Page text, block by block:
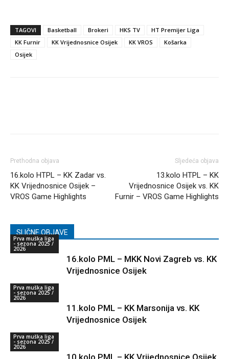
TAGOVI Basketball Brokeri HKS TV
HT Premijer Liga
KK Furnir
KK Vrijednosnice Osijek KK VROS
Košarka
Osijek
Prethodna objava
16.kolo HTPL – KK Zadar vs.
KK Vrijednosnice Osijek –
VROS Game Highlights
Sljedeća objava
13.kolo HTPL – KK
Vrijednosnice Osijek vs. KK
Furnir – VROS Game Highlights
SLIČNE OBJAVE
Prva muška liga
- sezona 2025 /
2026
16.kolo PML – MKK Novi Zagreb vs. KK
Vrijednosnice Osijek
Prva muška liga
- sezona 2025 /
2026
11.kolo PML – KK Marsonija vs. KK
Vrijednosnice Osijek
Prva muška liga
- sezona 2025 /
2026
10.kolo PML – KK Vrijednosnice Osijek